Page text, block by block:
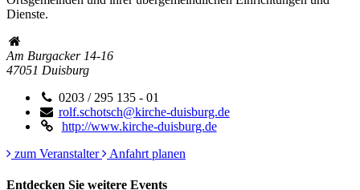
Dienste.
Am Burgacker 14-16
47051 Duisburg
0203 / 295 135 - 01
rolf.schotsch@kirche-duisburg.de
http://www.kirche-duisburg.de
zum Veranstalter
Anfahrt planen
Entdecken Sie weitere Events